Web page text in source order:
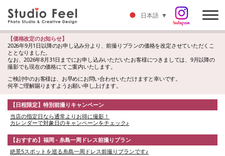
【価格改定のお知らせ】
2026年9月1日以降のお申し込み分より、前撮りプランの価格を改定させていただくこ
ととなりました。
なお、2026年8月31日までにお申し込みいただいたお客様につきましては、9月以降の
撮影でも現在の価格にてご案内いたします。
ご検討中のお客様は、お早めにお問い合わせいただけますと幸いです。
何卒ご理解賜りますようお願い申し上げます。
【日程限定】特別前撮りキャンペーン
当店の指定日なら通常よりお得に撮影！
カレンダーで対象日のキャンペーンをチェック♪
【おすすめ】福岡 - 糸島一周ドレス前撮りプラン
絶景5スポットを巡る糸島一周ドレス前撮りプランです♪
日本語 ▼